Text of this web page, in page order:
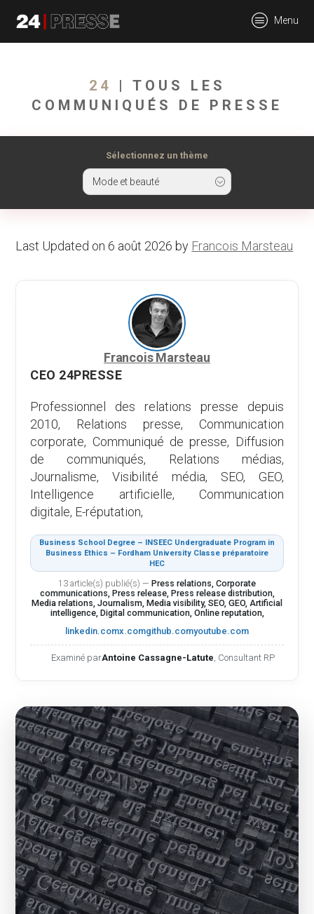
presse
Menu
24
| TOUS LES
COMMUNIQUÉS DE PRESSE
Sélectionnez un thème
Mode et beauté
Last Updated on 6 août 2026 by Francois Marsteau
Francois Marsteau
CEO 24PRESSE
Professionnel des relations presse depuis
2010, Relations presse, Communication
corporate, Communiqué de presse, Diffusion
de communiqués, Relations médias,
Journalisme, Visibilité média, SEO, GEO,
Intelligence artificielle, Communication
digitale, E-réputation,
Business School Degree – INSEEC Undergraduate Program in
Business Ethics – Fordham University Classe préparatoire
HEC
13 article(s) publié(s) — Press relations, Corporate
communications, Press release, Press release distribution,
Media relations, Journalism, Media visibility, SEO, GEO, Artificial
intelligence, Digital communication, Online reputation,
linkedin.comx.comgithub.comyoutube.com
Examiné parAntoine Cassagne-Latute, Consultant RP